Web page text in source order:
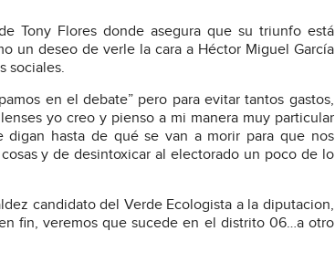
Tony Flores donde asegura que su triunfo está
un deseo de verle la cara a Héctor Miguel García
sociales.
en el debate” pero para evitar tantos gastos,
yo creo y pienso a mi manera muy particular
hasta de qué se van a morir para que nos
y de desintoxicar al electorado un poco de lo
candidato del Verde Ecologista a la diputacion,
fin, veremos que sucede en el distrito 06…a otro